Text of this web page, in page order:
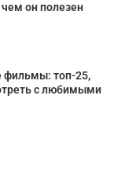
он полезен
топ-25,
с любимыми